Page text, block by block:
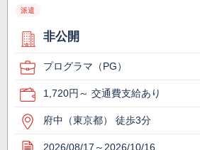
派遣
非公開
プログラマ（PG）
1,720円～ 交通費支給あり
府中（東京都） 徒歩3分
2026/08/17～2026/10/16